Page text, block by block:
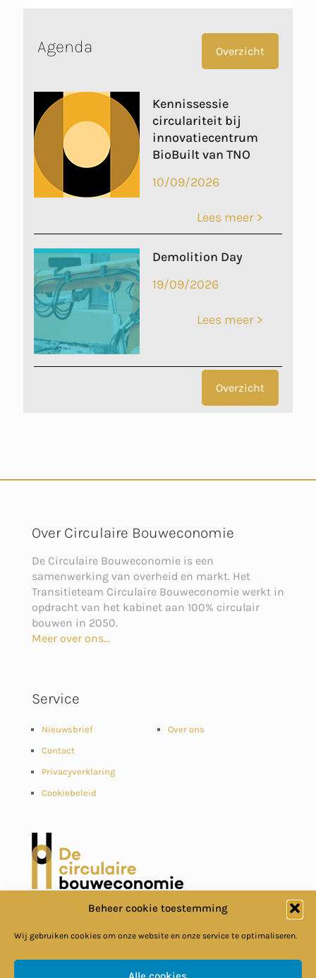
Beheer cookie toestemming
Wij gebruiken cookies om onze website en onze service te optimaliseren.
Agenda Overzicht
Kennissessie
circulariteit bij
innovatiecentrum
BioBuilt van TNO
10/09/2026
Lees meer >
Demolition Day
19/09/2026
Lees meer >
Overzicht
Over Circulaire Bouweconomie
De Circulaire Bouweconomie is een
samenwerking van overheid en markt. Het
Transitieteam Circulaire Bouweconomie werkt in
opdracht van het kabinet aan 100% circulair
bouwen in 2050.
Meer over ons...
Service
Nieuwsbrief
Contact
Privacyverklaring
Cookiebeleid
Over ons